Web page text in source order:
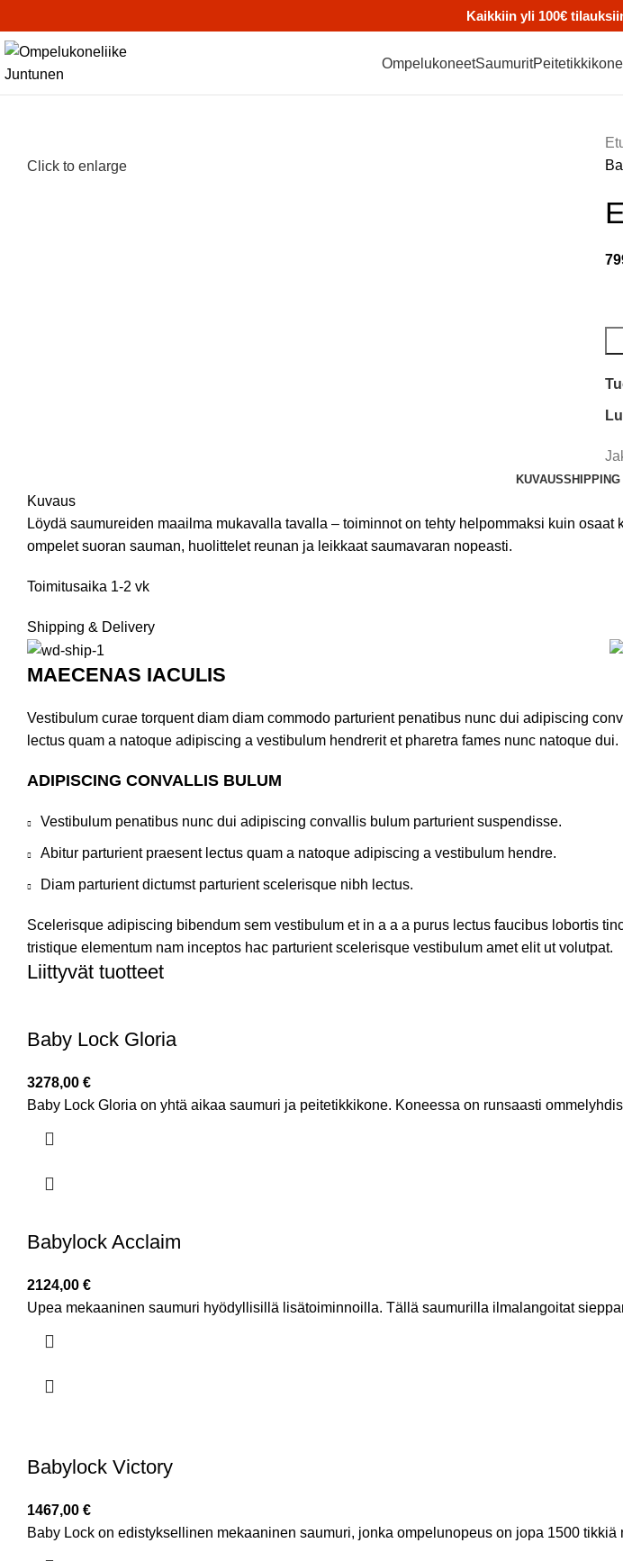
Kaikkiin yli 100€
OmpelukoneetSaumurit
Click to enlarge
KUVAUS
Kuvaus
Löydä saumureiden maailma mukavalla tavalla – toiminnot on tehty helpommaksi kuin
ompelet suoran sauman, huolittelet reunan ja leikkaat saumavaran nopeasti.
Toimitusaika 1-2 vk
Shipping & Delivery
MAECENAS IACULIS
Vestibulum curae torquent diam diam commodo parturient penatibus nunc dui adipiscing
lectus quam a natoque adipiscing a vestibulum hendrerit et pharetra fames nunc natoque dui.
ADIPISCING CONVALLIS BULUM
Vestibulum penatibus nunc dui adipiscing convallis bulum parturient suspendisse.
Abitur parturient praesent lectus quam a natoque adipiscing a vestibulum hendre.
Diam parturient dictumst parturient scelerisque nibh lectus.
Scelerisque adipiscing bibendum sem vestibulum et in a a a purus lectus faucibus lobortis
tristique elementum nam inceptos hac parturient scelerisque vestibulum amet elit ut volutpat.
Liittyvät tuotteet
Baby Lock Gloria
3278,00 €
Baby Lock Gloria on yhtä aikaa saumuri ja peitetikkikone. Koneessa on runsaasti
Babylock Acclaim
2124,00 €
Upea mekaaninen saumuri hyödyllisillä lisätoiminnoilla. Tällä saumurilla ilmalangoitat
Babylock Victory
1467,00 €
Baby Lock on edistyksellinen mekaaninen saumuri, jonka ompelunopeus on jopa 1500